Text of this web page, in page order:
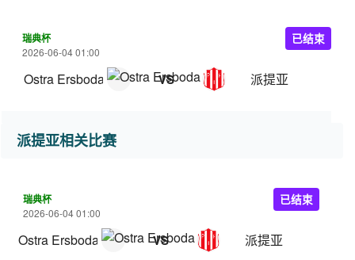
瑞典杯
2026-06-04 01:00
Ostra Ersboda VS 派提亚
已结束
派提亚相关比赛
瑞典杯
2026-06-04 01:00
Ostra Ersboda VS 派提亚
已结束